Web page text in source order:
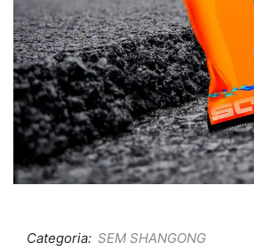
Categoria: SEM SHANGONG